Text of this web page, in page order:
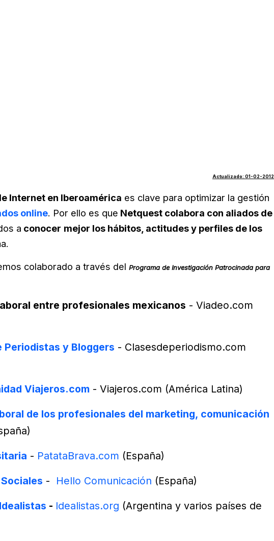
Actualizado: 01-02-2012
Internet en Iberoamérica es clave para optimizar la gestión
online. Por ello es que Netquest colabora con aliados de
a conocer mejor los hábitos, actitudes y perfiles de los
colaborado a través del Programa de Investigación Patrocinada para
entre profesionales mexicanos - Viadeo.com
Periodistas y Bloggers - Clasesdeperiodismo.com
Viajeros.com - Viajeros.com (América Latina)
de los profesionales del marketing, comunicación
- PatataBrava.com (España)
- Hello Comunicación (España)
- Idealistas.org (Argentina y varios países de